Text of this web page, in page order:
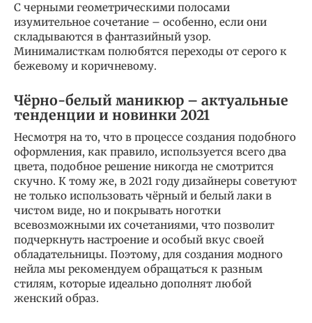
С черными геометрическими полосами
изумительное сочетание – особенно, если они
складываются в фантазийный узор.
Минималисткам полюбятся переходы от серого к
бежевому и коричневому.
Чёрно-белый маникюр – актуальные
тенденции и новинки 2021
Несмотря на то, что в процессе создания подобного
оформления, как правило, используется всего два
цвета, подобное решение никогда не смотрится
скучно. К тому же, в 2021 году дизайнеры советуют
не только использовать чёрный и белый лаки в
чистом виде, но и покрывать ноготки
всевозможными их сочетаниями, что позволит
подчеркнуть настроение и особый вкус своей
обладательницы. Поэтому, для создания модного
нейла мы рекомендуем обращаться к разным
стилям, которые идеально дополнят любой
женский образ.